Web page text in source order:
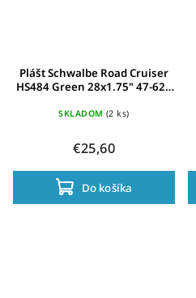
Plášt Schwalbe Road Cruiser
HS484 Green 28x1.75" 47-622
SKLADOM (2 ks)
€25,60
Do košíka